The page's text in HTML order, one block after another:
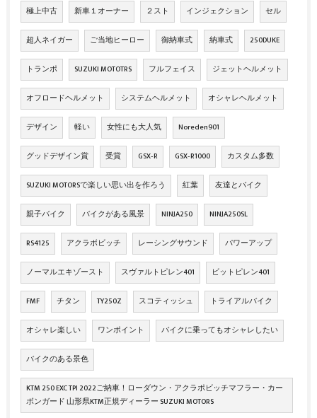
極上中古 新車１オーナー ２スト インジェクション セル
超人ネイガー ご当地ヒーロー 御納車式 納車式 250DUKE
トランポ SUZUKI MOTOTRS フルフェイス ジェットヘルメット
オフロードヘルメット システムヘルメット オシャレヘルメット
デザイン 軽い 女性にも大人気 Noreden901
グッドデザイン賞 受賞 GSX‐R GSX‐R1000 カスタム多数
SUZUKI MOTORSで楽しい思い出を作ろう 紅葉 友達とバイク
親子バイク バイクがある風景 NINJA250 NINJA250SL
RS4125 アクラボビッチ レーシングサウンド パワーアップ
ノーマルエキゾースト スヴァルトピレン401 ビットピレン401
FMF チタン TY250Z スコティッシュ トライアルバイク
オシャレ楽しい ワンポイント バイクに乗ってもオシャレしたい
バイクのある景色
KTM 250 EXC TPI 2022ご納車！ローダウン・アクラポビッチマフラー・カー
ボンガード 山形県KTM正規ディーラー SUZUKI MOTORS